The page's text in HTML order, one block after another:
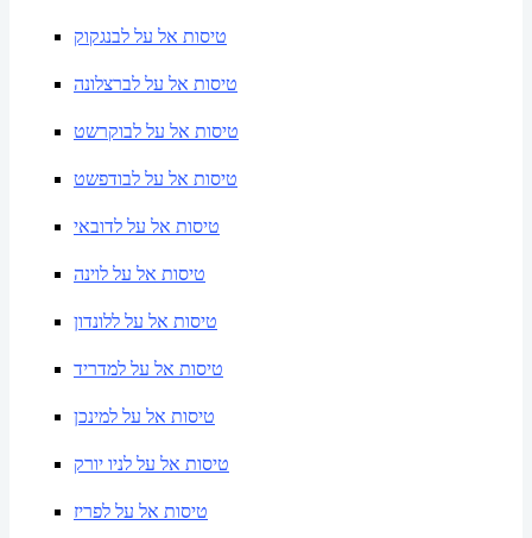
טיסות אל על לבנגקוק
טיסות אל על לברצלונה
טיסות אל על לבוקרשט
טיסות אל על לבודפשט
טיסות אל על לדובאי
טיסות אל על לוינה
טיסות אל על ללונדון
טיסות אל על למדריד
טיסות אל על למינכן
טיסות אל על לניו יורק
טיסות אל על לפריז